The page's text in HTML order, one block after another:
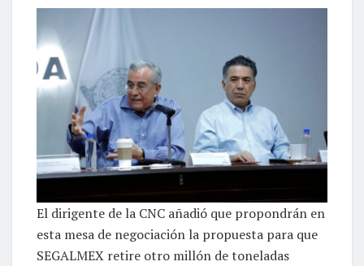
El dirigente de la CNC añadió que propondrán en
esta mesa de negociación la propuesta para que
SEGALMEX retire otro millón de toneladas